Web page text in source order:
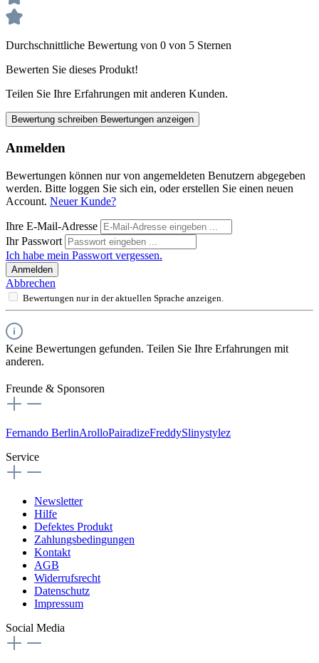
Durchschnittliche Bewertung von 0 von 5 Sternen
Bewerten Sie dieses Produkt!
Teilen Sie Ihre Erfahrungen mit anderen Kunden.
Bewertung schreiben Bewertungen anzeigen
Anmelden
Bewertungen können nur von angemeldeten Benutzern abgegeben
werden. Bitte loggen Sie sich ein, oder erstellen Sie einen neuen
Account. Neuer Kunde?
Ihre E-Mail-Adresse
Ihr Passwort
Ich habe mein Passwort vergessen.
Anmelden
Abbrechen
Bewertungen nur in der aktuellen Sprache anzeigen.
Keine Bewertungen gefunden. Teilen Sie Ihre Erfahrungen mit
anderen.
Freunde & Sponsoren
Fernando BerlinArolloPairadizeFreddySlinystylez
Service
Newsletter
Hilfe
Defektes Produkt
Zahlungsbedingungen
Kontakt
AGB
Widerrufsrecht
Datenschutz
Impressum
Social Media